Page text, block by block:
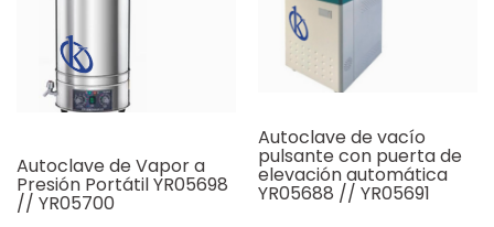
Autoclave de Vapor a
Presión Portátil YR05698
// YR05700
Autoclave de vacío
pulsante con puerta de
elevación automática
YR05688 // YR05691